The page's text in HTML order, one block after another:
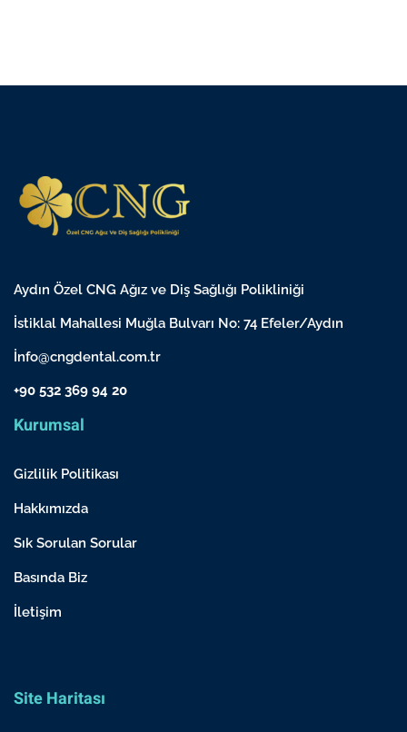
Aydın Özel CNG Ağız ve Diş Sağlığı Polikliniği
İstiklal Mahallesi Muğla Bulvarı No: 74 Efeler/Aydın
İnfo@cngdental.com.tr
+90 532 369 94 20
Kurumsal
Gizlilik Politikası
Hakkımızda
Sık Sorulan Sorular
Basında Biz
İletişim
Site Haritası